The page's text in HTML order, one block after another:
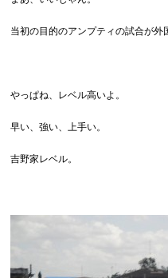
当初の目的のアンプティの試合が外
やっぱね、レベル高いよ。
早い、強い、上手い。
吉野家レベル。